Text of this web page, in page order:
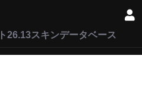
26.13スキンデータベース